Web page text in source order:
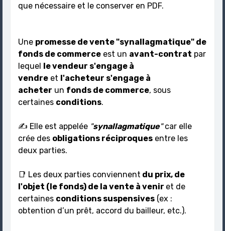
que nécessaire et le conserver en PDF.
Une promesse de vente "synallagmatique" de
fonds de commerce est un avant-contrat par
lequel le vendeur s'engage à
vendre et l'acheteur s'engage à
acheter un fonds de commerce, sous
certaines conditions.
✍️ Elle est appelée "synallagmatique"car elle
crée des obligations réciproques entre les
deux parties.
📑 Les deux parties conviennent du prix, de
l'objet (le fonds) de la vente à venir et de
certaines conditions suspensives (ex :
obtention d’un prêt, accord du bailleur, etc.).